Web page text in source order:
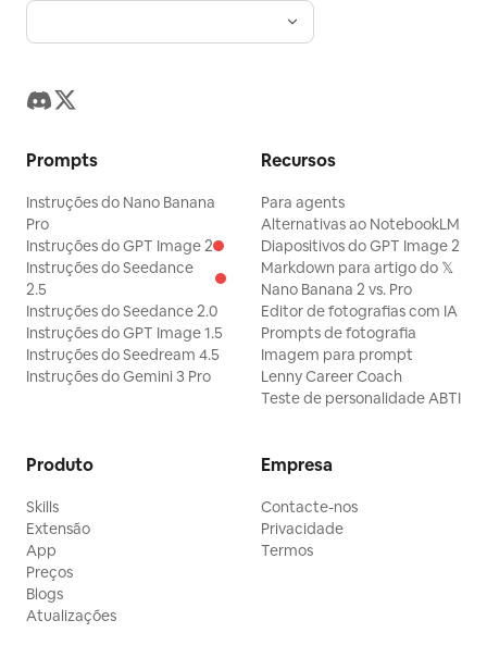
Prompts
Instruções do Nano Banana
Pro
Instruções do GPT Image 2
Instruções do Seedance
2.5
Instruções do Seedance 2.0
Instruções do GPT Image 1.5
Instruções do Seedream 4.5
Instruções do Gemini 3 Pro
Recursos
Para agents
Alternativas ao NotebookLM
Diapositivos do GPT Image 2
Markdown para artigo do 𝕏
Nano Banana 2 vs. Pro
Editor de fotografias com IA
Prompts de fotografia
Imagem para prompt
Lenny Career Coach
Teste de personalidade ABTI
Produto
Skills
Extensão
App
Preços
Blogs
Atualizações
Empresa
Contacte-nos
Privacidade
Termos